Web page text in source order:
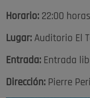
Horario: 22:00
Lugar: Auditorio El
Entrada: Entrada
Dirección: Pierre